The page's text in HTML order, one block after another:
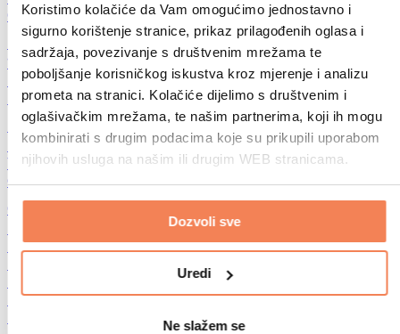
Koristimo kolačiće da Vam omogućimo jednostavno i
sigurno korištenje stranice, prikaz prilagođenih oglasa i
sadržaja, povezivanje s društvenim mrežama te
poboljšanje korisničkog iskustva kroz mjerenje i analizu
prometa na stranici. Kolačiće dijelimo s društvenim i
oglašivačkim mrežama, te našim partnerima, koji ih mogu
kombinirati s drugim podacima koje su prikupili uporabom
njihovih usluga na našim ili drugim WEB stranicama.
Dozvoli sve
Uredi
Ne slažem se
Ostalo
Maslac od oraha
100% namazi iz orašastih plodova
Slatki namazi od orašastih plodova
Proteinski namazi od orašastih plodova
Superfood
Zelena superhrana
Vlakna
Ostala superhrana
Grickalice
Suho meso
Proteinski čips